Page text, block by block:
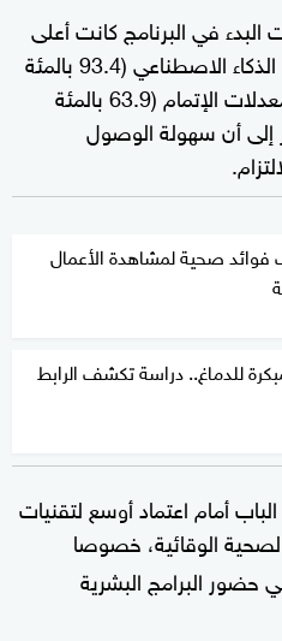
في البرنامج كانت أعلى
في المجموعة التي استخدمت الذكاء الاصطناعي (93.4 بالمئة
مقابل 82.7 بالمئة)، وكذلك معدلات الإتمام (63.9 بالمئة
يشير إلى أن سهولة الوصول
صحية لمشاهدة الأعمال
للدماغ.. دراسة تكشف الرابط
أمام اعتماد أوسع لتقنيات
الوقائية، خصوصا
حضور البرامج البشرية